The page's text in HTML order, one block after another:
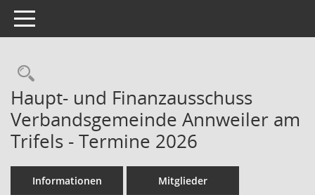
Toggle navigation
Rechercheauswahl
Haupt- und Finanzausschuss
Verbandsgemeinde Annweiler am
Trifels - Termine 2026
Informationen Mitglieder